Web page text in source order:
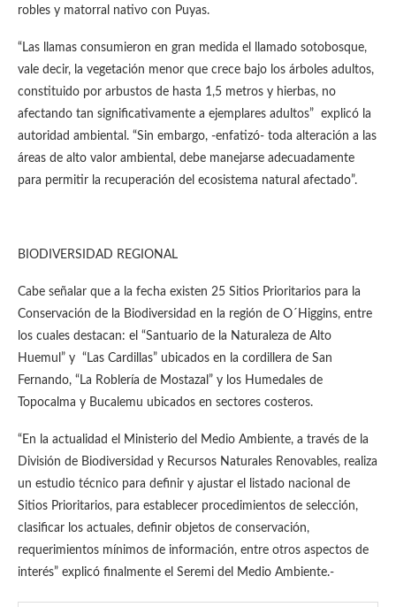
robles y matorral nativo con Puyas.
“Las llamas consumieron en gran medida el llamado sotobosque,
vale decir, la vegetación menor que crece bajo los árboles adultos,
constituido por arbustos de hasta 1,5 metros y hierbas, no
afectando tan significativamente a ejemplares adultos” explicó la
autoridad ambiental. “Sin embargo, -enfatizó- toda alteración a las
áreas de alto valor ambiental, debe manejarse adecuadamente
para permitir la recuperación del ecosistema natural afectado”.
BIODIVERSIDAD REGIONAL
Cabe señalar que a la fecha existen 25 Sitios Prioritarios para la
Conservación de la Biodiversidad en la región de O´Higgins, entre
los cuales destacan: el “Santuario de la Naturaleza de Alto
Huemul” y “Las Cardillas” ubicados en la cordillera de San
Fernando, “La Roblería de Mostazal” y los Humedales de
Topocalma y Bucalemu ubicados en sectores costeros.
“En la actualidad el Ministerio del Medio Ambiente, a través de la
División de Biodiversidad y Recursos Naturales Renovables, realiza
un estudio técnico para definir y ajustar el listado nacional de
Sitios Prioritarios, para establecer procedimientos de selección,
clasificar los actuales, definir objetos de conservación,
requerimientos mínimos de información, entre otros aspectos de
interés” explicó finalmente el Seremi del Medio Ambiente.-